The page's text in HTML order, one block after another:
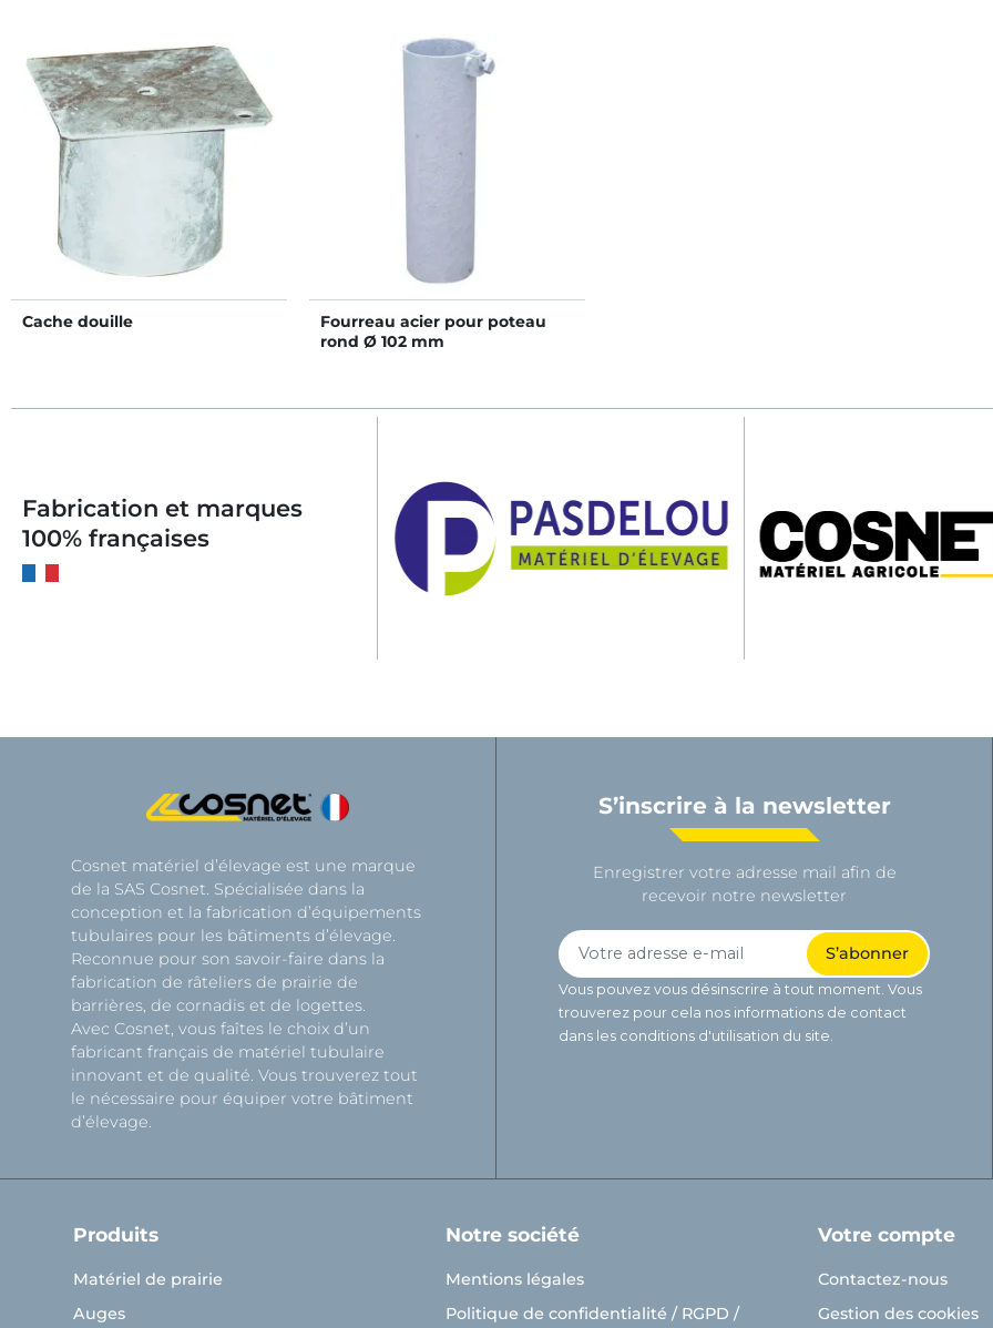
Cache douille
Fourreau acier pour poteau
rond Ø 102 mm
Fabrication et marques
100% françaises
Cosnet matériel d’élevage est une marque
de la SAS Cosnet. Spécialisée dans la
conception et la fabrication d’équipements
tubulaires pour les bâtiments d’élevage.
Reconnue pour son savoir-faire dans la
fabrication de râteliers de prairie de
barrières, de cornadis et de logettes.
Avec Cosnet, vous faîtes le choix d’un
fabricant français de matériel tubulaire
innovant et de qualité. Vous trouverez tout
le nécessaire pour équiper votre bâtiment
d’élevage.
S’inscrire à la newsletter
Enregistrer votre adresse mail afin de
recevoir notre newsletter
Vous pouvez vous désinscrire à tout moment. Vous
trouverez pour cela nos informations de contact
dans les conditions d'utilisation du site.
Produits
Matériel de prairie
Auges
Notre société
Mentions légales
Politique de confidentialité / RGPD /
Votre compte
Contactez-nous
Gestion des cookies